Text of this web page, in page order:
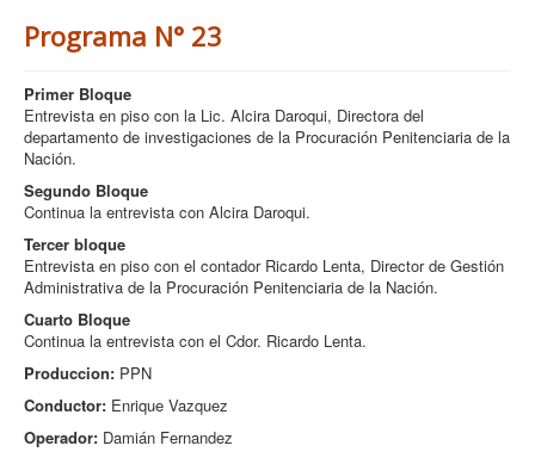
Programa N° 23
Primer Bloque
Entrevista en piso con la Lic. Alcira Daroqui, Directora del
departamento de investigaciones de la Procuración Penitenciaria de la
Nación.
Segundo Bloque
Continua la entrevista con Alcira Daroqui.
Tercer bloque
Entrevista en piso con el contador Ricardo Lenta, Director de Gestión
Administrativa de la Procuración Penitenciaria de la Nación.
Cuarto Bloque
Continua la entrevista con el Cdor. Ricardo Lenta.
Produccion: PPN
Conductor: Enrique Vazquez
Operador: Damián Fernandez